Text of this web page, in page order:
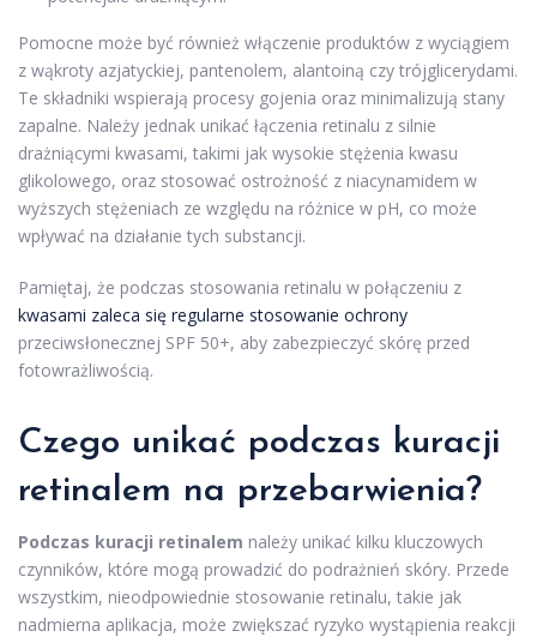
Pomocne może być również włączenie produktów z wyciągiem
z wąkroty azjatyckiej, pantenolem, alantoiną czy trójglicerydami.
Te składniki wspierają procesy gojenia oraz minimalizują stany
zapalne. Należy jednak unikać łączenia retinalu z silnie
drażniącymi kwasami, takimi jak wysokie stężenia kwasu
glikolowego, oraz stosować ostrożność z niacynamidem w
wyższych stężeniach ze względu na różnice w pH, co może
wpływać na działanie tych substancji.
Pamiętaj, że podczas stosowania retinalu w połączeniu z
kwasami zaleca się regularne stosowanie ochrony
przeciwsłonecznej SPF 50+, aby zabezpieczyć skórę przed
fotowrażliwością.
Czego unikać podczas kuracji
retinalem na przebarwienia?
Podczas kuracji retinalem należy unikać kilku kluczowych
czynników, które mogą prowadzić do podrażnień skóry. Przede
wszystkim, nieodpowiednie stosowanie retinalu, takie jak
nadmierna aplikacja, może zwiększać ryzyko wystąpienia reakcji